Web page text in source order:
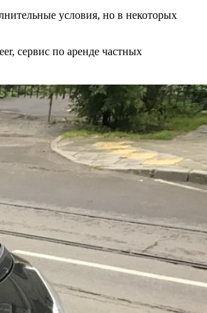
условия, но в некоторых
сервис по аренде частных